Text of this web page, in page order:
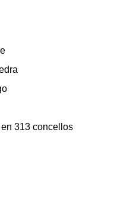
313 concellos